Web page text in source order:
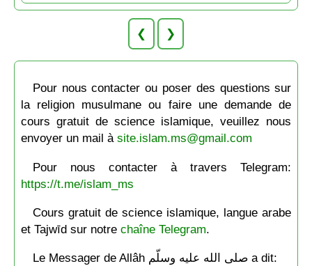
❮ ❯
Pour nous contacter ou poser des questions sur
la religion musulmane ou faire une demande de
cours gratuit de science islamique, veuillez nous
envoyer un mail à site.islam.ms@gmail.com
Pour nous contacter à travers Telegram:
https://t.me/islam_ms
Cours gratuit de science islamique, langue arabe
et Tajwīd sur notre chaîne Telegram.
Le Messager de Allâh صلى الله عليه وسلّم a dit: